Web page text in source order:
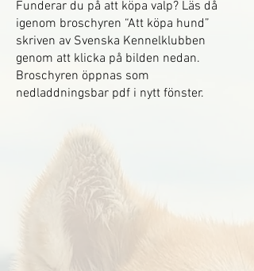
Funderar du på att köpa valp? Läs då
igenom broschyren “Att köpa hund”
skriven av Svenska Kennelklubben
genom att klicka på bilden nedan.
Broschyren öppnas som
nedladdningsbar pdf i nytt fönster.